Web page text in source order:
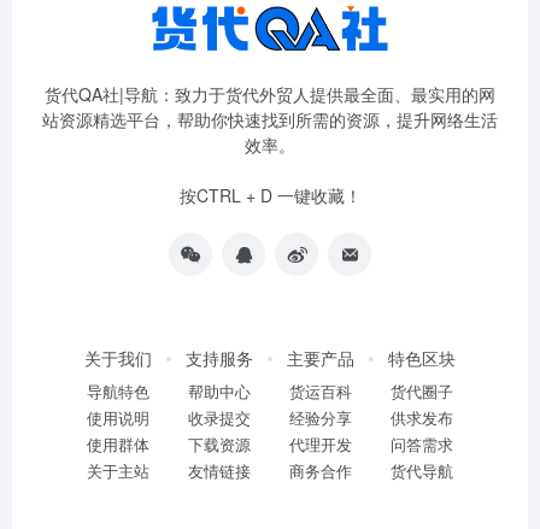
货代QA社|导航：致力于货代外贸人提供最全面、最实用的网
站资源精选平台，帮助你快速找到所需的资源，提升网络生活
效率。
按CTRL + D 一键收藏！
关于我们
导航特色
使用说明
使用群体
关于主站
支持服务
帮助中心
收录提交
下载资源
友情链接
主要产品
货运百科
经验分享
代理开发
商务合作
特色区块
货代圈子
供求发布
问答需求
货代导航